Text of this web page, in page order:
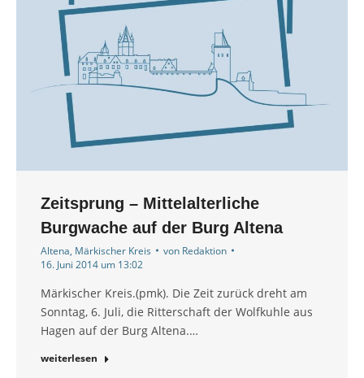
Zeitsprung – Mittelalterliche
Burgwache auf der Burg Altena
Altena, Märkischer Kreis von Redaktion
16. Juni 2014 um 13:02
Märkischer Kreis.(pmk). Die Zeit zurück dreht am
Sonntag, 6. Juli, die Ritterschaft der Wolfkuhle aus
Hagen auf der Burg Altena.…
weiterlesen